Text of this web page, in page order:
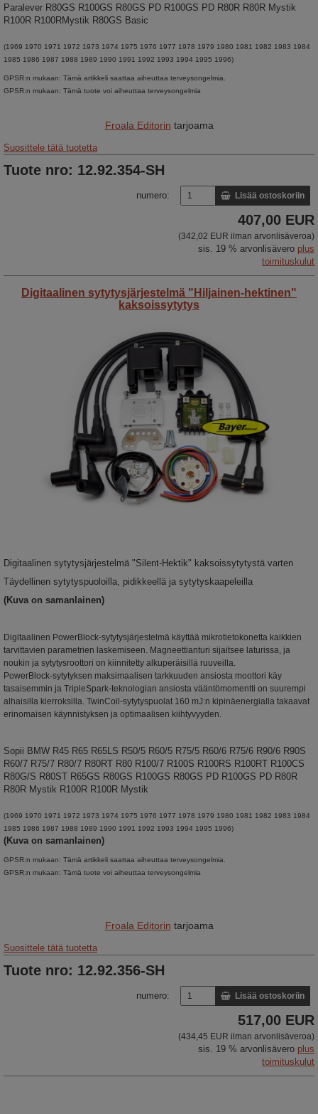
Paralever R80GS R100GS R80GS PD R100GS PD R80R R80R Mystik
R100R R100RMystik R80GS Basic
(1969 1970 1971 1972 1973 1974 1975 1976 1977 1978 1979 1980 1981 1982 1983 1984
1985 1986 1987 1988 1989 1990 1991 1992 1993 1994 1995 1996)
GPSR:n mukaan: Tämä artikkeli saattaa aiheuttaa terveysongelmia.
GPSR:n mukaan: Tämä tuote voi aiheuttaa terveysongelmia
Froala Editorin tarjoama
Suosittele tätä tuotetta
Tuote nro: 12.92.354-SH
numero: Lisää ostoskoriin
407,00 EUR
(342,02 EUR ilman arvonlisäveroa)
sis. 19 % arvonlisävero plus
toimituskulut
Digitaalinen sytytysjärjestelmä "Hiljainen-hektinen"
kaksoissytytys
Digitaalinen sytytysjärjestelmä "Silent-Hektik" kaksoissytytystä varten
Täydellinen sytytyspuoloilla, pidikkeellä ja sytytyskaapeleilla
(Kuva on samanlainen)
Digitaalinen PowerBlock-sytytysjärjestelmä käyttää mikrotietokonetta kaikkien
tarvittavien parametrien laskemiseen. Magneettianturi sijaitsee laturissa, ja
noukin ja sytytysroottori on kiinnitetty alkuperäisillä ruuveilla.
PowerBlock-sytytyksen maksimaalisen tarkkuuden ansiosta moottori käy
tasaisemmin ja TripleSpark-teknologian ansiosta vääntömomentti on suurempi
alhaisilla kierroksilla. TwinCoil-sytytyspuolat 160 mJ:n kipinäenergialla takaavat
erinomaisen käynnistyksen ja optimaalisen kiihtyvyyden.
Sopii BMW R45 R65 R65LS R50/5 R60/5 R75/5 R60/6 R75/6 R90/6 R90S
R60/7 R75/7 R80/7 R80RT R80 R100/7 R100S R100RS R100RT R100CS
R80G/S R80ST R65GS R80GS R100GS R80GS PD R100GS PD R80R
R80R Mystik R100R R100R Mystik
(1969 1970 1971 1972 1973 1974 1975 1976 1977 1978 1979 1980 1981 1982 1983 1984
1985 1986 1987 1988 1989 1990 1991 1992 1993 1994 1995 1996)
(Kuva on samanlainen)
GPSR:n mukaan: Tämä artikkeli saattaa aiheuttaa terveysongelmia.
GPSR:n mukaan: Tämä tuote voi aiheuttaa terveysongelmia
Froala Editorin tarjoama
Suosittele tätä tuotetta
Tuote nro: 12.92.356-SH
numero: Lisää ostoskoriin
517,00 EUR
(434,45 EUR ilman arvonlisäveroa)
sis. 19 % arvonlisävero plus
toimituskulut